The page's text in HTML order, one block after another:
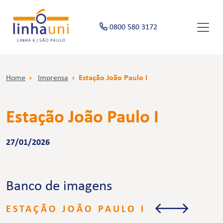
0800 580 3172
Home Imprensa Estação João Paulo I
Estação João Paulo I
27/01/2026
Banco de imagens
ESTAÇÃO JOÃO PAULO I